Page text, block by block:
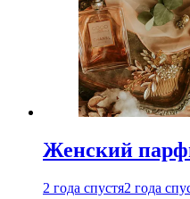
Женский
2 года спустя2 года